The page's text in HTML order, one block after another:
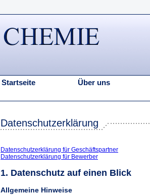
Startseite Über uns
Datenschutzerklärung
Datenschutzerklärung für Geschäftspartner
Datenschutzerklärung für Bewerber
1. Datenschutz auf einen Blick
Allgemeine Hinweise